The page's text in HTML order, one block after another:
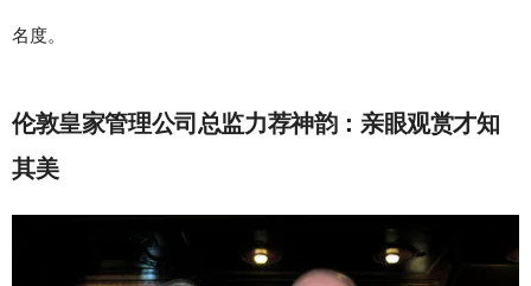
名度。
伦敦皇家管理公司总监力荐神韵：亲眼观赏才知
其美